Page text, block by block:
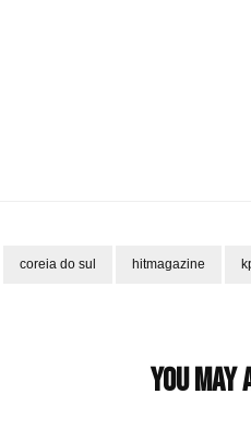
coreia do sul hitmagazine
You